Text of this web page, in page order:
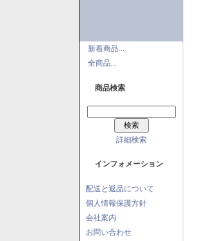
新着商品...
全商品...
商品検索
詳細検索
インフォメーション
配送と返品について
個人情報保護方針
会社案内
お問い合わせ